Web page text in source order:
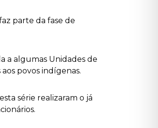
parte da fase de
a algumas Unidades de
povos indígenas.
série realizaram o já